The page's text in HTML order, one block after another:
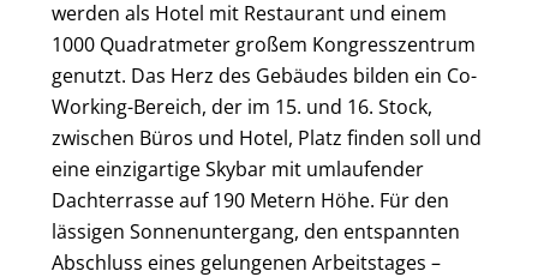
werden als Hotel mit Restaurant und einem
1000 Quadratmeter großem Kongresszentrum
genutzt. Das Herz des Gebäudes bilden ein Co-
Working-Bereich, der im 15. und 16. Stock,
zwischen Büros und Hotel, Platz finden soll und
eine einzigartige Skybar mit umlaufender
Dachterrasse auf 190 Metern Höhe. Für den
lässigen Sonnenuntergang, den entspannten
Abschluss eines gelungenen Arbeitstages –